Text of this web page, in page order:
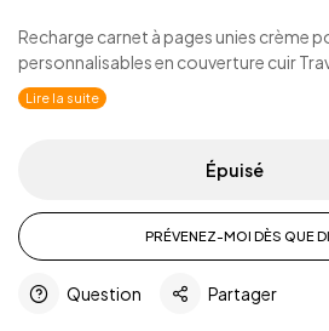
Recharge carnet à pages unies crème
personnalisables en couverture cuir
Lire la suite
Épuisé
PRÉVENEZ-MOI DÈS QUE
Question Partager